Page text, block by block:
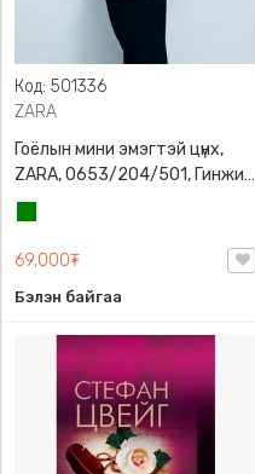
Код: 501336
ZARA
Гоёлын мини эмэгтэй цүнх,
ZARA, 0653/204/501, Гинжин
оосортой, Дотроо тольтой
69,000₮
Бэлэн байгаа